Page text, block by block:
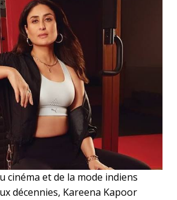
cinéma et de la mode indiens
décennies, Kareena Kapoor